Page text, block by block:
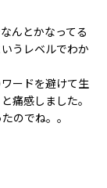
んとかなってる
うレベルでわか
ードを避けて生
痛感しました。
のでね。。